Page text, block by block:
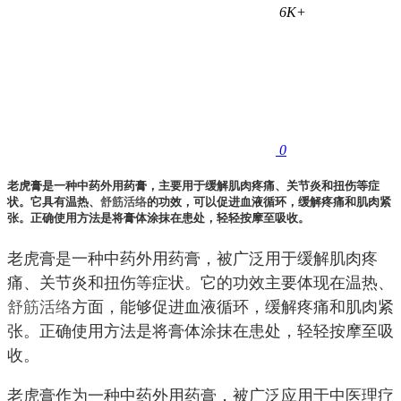
6K+
0
老虎膏是一种中药外用药膏，主要用于缓解肌肉疼痛、关节炎和扭伤等症
状。它具有温热、 舒筋活络的功效，可以促进血液循环，缓解疼痛和肌肉紧
张。正确使用方法是将膏体涂抹在患处，轻轻按摩至吸收。
老虎膏是一种中药外用药膏，被广泛用于缓解肌肉疼
痛、关节炎和扭伤等症状。它的功效主要体现在温热、
舒筋活络方面，能够促进血液循环，缓解疼痛和肌肉紧
张。正确使用方法是将膏体涂抹在患处，轻轻按摩至吸
收。
老虎膏作为一种中药外用药膏，被广泛应用于中医理疗